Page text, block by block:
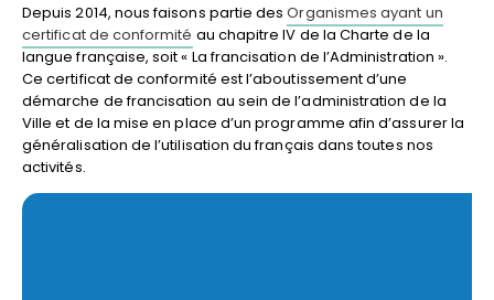
Depuis 2014, nous faisons partie desOrganismes ayant un
certificat de conformité au chapitre IV de la Charte de la
langue française, soit « La francisation de l’Administration ».
Ce certificat de conformité est l’aboutissement d’une
démarche de francisation au sein de l’administration de la
Ville et de la mise en place d’un programme afin d’assurer la
généralisation de l’utilisation du français dans toutes nos
activités.